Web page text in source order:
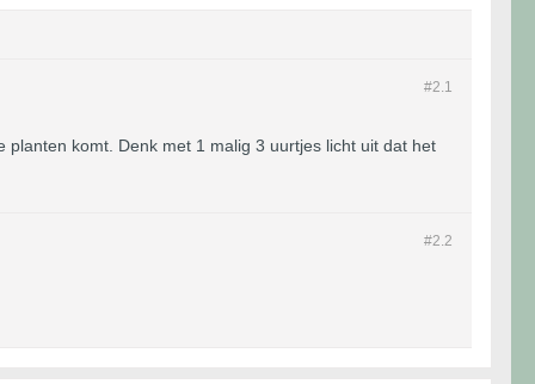
#2. 1
komt. Denk met 1 malig 3 uurtjes licht uit dat het
#2. 2